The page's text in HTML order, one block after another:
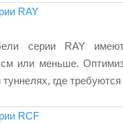
RAY
серии RAY
или меньше.
где требуются
RCF